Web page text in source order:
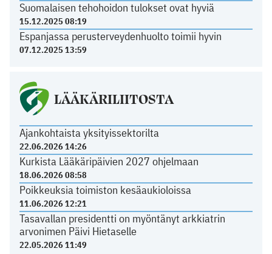
Suomalaisen tehohoidon tulokset ovat hyviä
15.12.2025 08:19
Espanjassa perusterveydenhuolto toimii hyvin
07.12.2025 13:59
LÄÄKÄRILIITOSTA
Ajankohtaista yksityissektorilta
22.06.2026 14:26
Kurkista Lääkäripäivien 2027 ohjelmaan
18.06.2026 08:58
Poikkeuksia toimiston kesäaukioloissa
11.06.2026 12:21
Tasavallan presidentti on myöntänyt arkkiatrin
arvonimen Päivi Hietaselle
22.05.2026 11:49